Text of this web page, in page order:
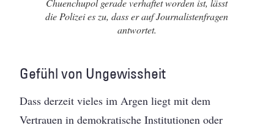
Chuenchupol gerade verhaftet worden ist, lässt
die Polizei es zu, dass er auf Journalistenfragen
antwortet.
Gefühl von Ungewissheit
Dass derzeit vieles im Argen liegt mit dem
Vertrauen in demokratische Institutionen oder